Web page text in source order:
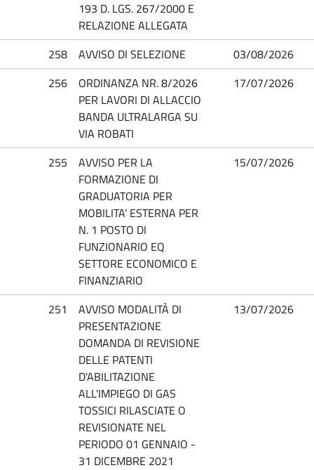
193 D. LGS. 267/2000 E
RELAZIONE ALLEGATA
258 AVVISO DI SELEZIONE
03/08/2026
256
ORDINANZA NR. 8/2026
PER LAVORI DI ALLACCIO
BANDA ULTRALARGA SU
VIA ROBATI
17/07/2026
255
AVVISO PER LA
FORMAZIONE DI
GRADUATORIA PER
MOBILITA’ ESTERNA PER
N. 1 POSTO DI
FUNZIONARIO EQ
SETTORE ECONOMICO E
FINANZIARIO
15/07/2026
251
AVVISO MODALITÀ DI
PRESENTAZIONE
DOMANDA DI REVISIONE
DELLE PATENTI
D'ABILITAZIONE
ALL'IMPIEGO DI GAS
TOSSICI RILASCIATE O
REVISIONATE NEL
PERIODO 01 GENNAIO -
31 DICEMBRE 2021
13/07/2026